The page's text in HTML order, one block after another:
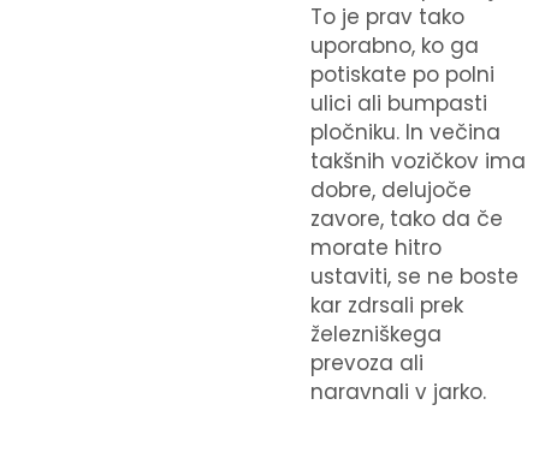
To je prav tako
uporabno, ko ga
potiskate po polni
ulici ali bumpasti
pločniku. In večina
takšnih vozičkov ima
dobre, delujoče
zavore, tako da če
morate hitro
ustaviti, se ne boste
kar zdrsali prek
železniškega
prevoza ali
naravnali v jarko.